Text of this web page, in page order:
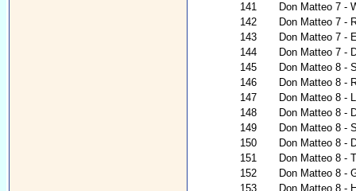
141
Don Matteo 7 -
142
Don Matteo 7 -
143
Don Matteo 7 -
144
Don Matteo 7 -
145
Don Matteo 8 -
146
Don Matteo 8 -
147
Don Matteo 8 -
148
Don Matteo 8 -
149
Don Matteo 8 -
150
Don Matteo 8 -
151
Don Matteo 8 -
152
Don Matteo 8 -
153
Don Matteo 8 -